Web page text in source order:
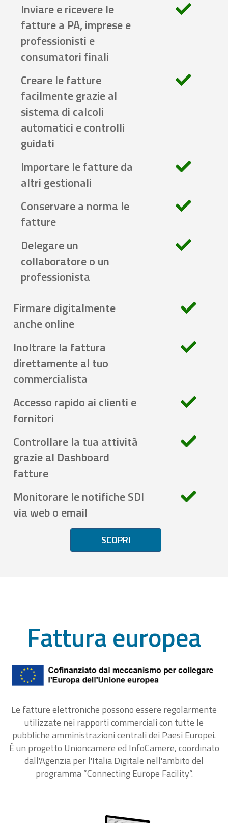
Inviare e ricevere le
fatture a PA, imprese e
professionisti e
consumatori finali
Creare le fatture
facilmente grazie al
sistema di calcoli
automatici e controlli
guidati
Importare le fatture da
altri gestionali
Conservare a norma le
fatture
Delegare un
collaboratore o un
professionista
Firmare digitalmente
anche online
Inoltrare la fattura
direttamente al tuo
commercialista
Accesso rapido ai clienti e
fornitori
Controllare la tua attività
grazie al Dashboard
fatture
Monitorare le notifiche SDI
via web o email
SCOPRI
Fattura europea
Le fatture elettroniche possono essere regolarmente
utilizzate nei rapporti commerciali con tutte le
pubbliche amministrazioni centrali dei Paesi Europei.
É un progetto Unioncamere ed InfoCamere, coordinato
dall'Agenzia per l'Italia Digitale nell'ambito del
programma “Connecting Europe Facility“.